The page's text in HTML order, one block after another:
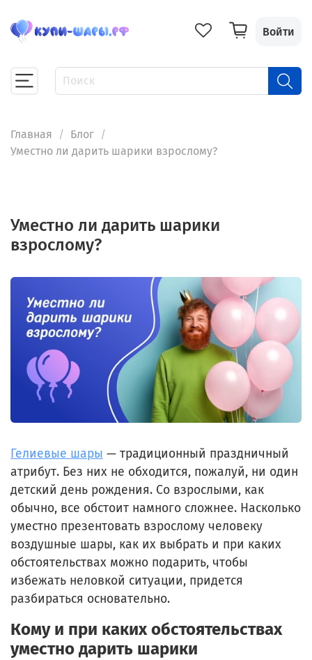
Войти
Главная
Блог
Уместно ли дарить шарики взрослому?
Уместно ли дарить шарики
взрослому?
Гелиевые шары — традиционный праздничный
атрибут. Без них не обходится, пожалуй, ни один
детский день рождения. Со взрослыми, как
обычно, все обстоит намного сложнее. Насколько
уместно презентовать взрослому человеку
воздушные шары, как их выбрать и при каких
обстоятельствах можно подарить, чтобы
избежать неловкой ситуации, придется
разбираться основательно.
Кому и при каких обстоятельствах
уместно дарить шарики